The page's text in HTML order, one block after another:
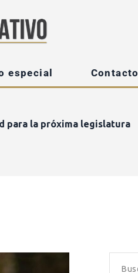
especial Contacto
para la próxima legislatura